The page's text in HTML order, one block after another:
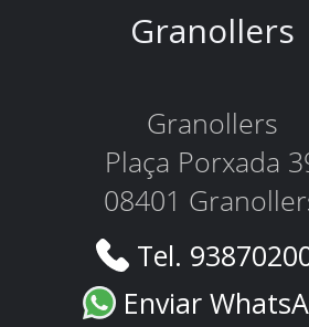
Granollers
Granollers
Plaça Porxada
08401
Tel.
Enviar